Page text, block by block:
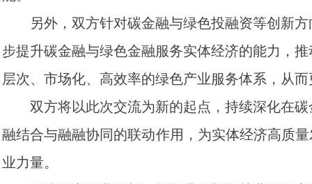
另外，双方针对碳金融与绿色投融资等创新方
步提升碳金融与绿色金融服务实体经济的能力，
层次、市场化、高效率的绿色产业服务体系，从
双方将以此次交流为新的起点，持续深化在碳
融结合与融融协同的联动作用，为实体经济高质
业力量。